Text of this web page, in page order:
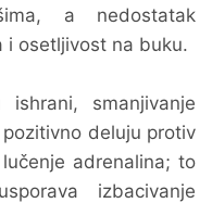
a nedostatak
i osetljivost na buku.
smanjivanje
deluju protiv
adrenalina; to
izbacivanje